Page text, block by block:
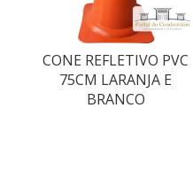
CONE REFLETIVO PVC
75CM LARANJA E
BRANCO